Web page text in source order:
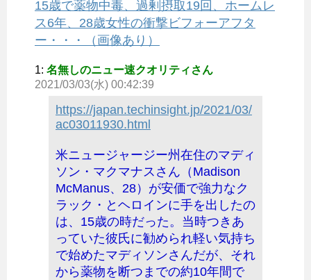
15歳で薬物中毒、過剰摂取19回、ホームレ
ス6年、28歳女性の衝撃ビフォーアフタ
ー・・・（画像あり）
1: 名無しのニュー速クオリティさん
2021/03/03(水) 00:42:39
https://japan.techinsight.jp/2021/03/
ac03011930.html
米ニュージャージー州在住のマディ
ソン・マクマナスさん（Madison
McManus、28）が安価で強力なク
ラック・とヘロインに手を出したの
は、15歳の時だった。当時つきあ
っていた彼氏に勧められ軽い気持ち
で始めたマディソンさんだが、それ
から薬物を断つまでの約10年間で